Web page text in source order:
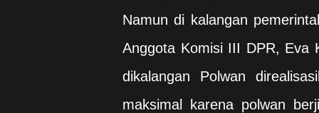
Namun di kalangan
Anggota Komisi III DPR, Eva
dikalangan Polwan
maksimal karena polwan